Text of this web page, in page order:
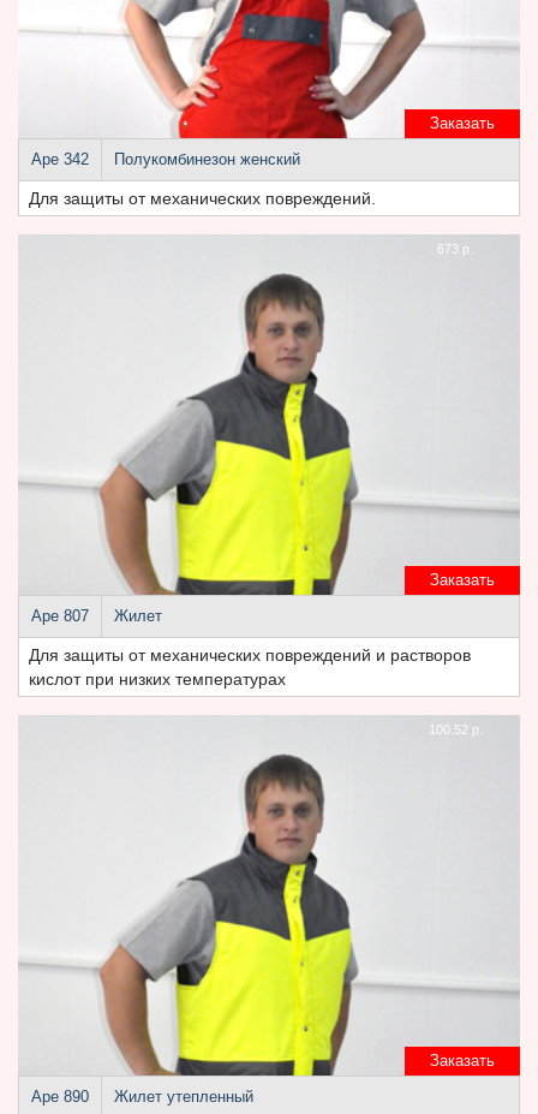
Заказать
Аре 342 Полукомбинезон женский
Для защиты от механических повреждений.
Заказать
673 р.
Аре 807 Жилет
Для защиты от механических повреждений и растворов
кислот при низких температурах
Заказать
100.52 р.
Аре 890 Жилет утепленный